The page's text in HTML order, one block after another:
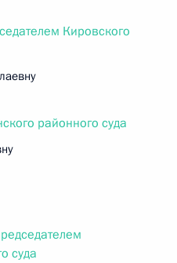
Кировского
районного суда
суда